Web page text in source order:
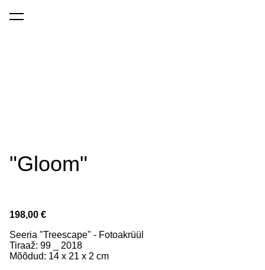
lisati ostukorvi.
"Gloom"
198,00 €
Seeria "Treescape" - Fotoakrüül
Tiraaž: 99 _ 2018
Mõõdud: 14 x 21 x 2 cm